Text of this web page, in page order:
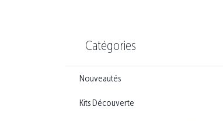
Catégories
Nouveautés
Kits Découverte